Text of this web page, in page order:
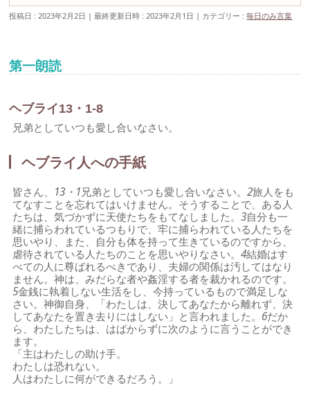
投稿日 : 2023年2月2日 最終更新日時 : 2023年2月1日 カテゴリー :毎日のみ言葉
第一朗読
ヘブライ13・1-8
兄弟としていつも愛し合いなさい。
ヘブライ人への手紙
皆さん、 13・1兄弟としていつも愛し合いなさい。2旅人をも
てなすことを忘れてはいけません。そうすることで、ある人
たちは、気づかずに天使たちをもてなしました。3自分も一
緒に捕らわれているつもりで、牢に捕らわれている人たちを
思いやり、また、自分も体を持って生きているのですから、
虐待されている人たちのことを思いやりなさい。4結婚はす
べての人に尊ばれるべきであり、夫婦の関係は汚してはなり
ません。神は、みだらな者や姦淫する者を裁かれるのです。
5金銭に執着しない生活をし、今持っているもので満足しな
さい。神御自身、「わたしは、決してあなたから離れず、決
してあなたを置き去りにはしない」と言われました。 6だか
ら、わたしたちは、はばからずに次のように言うことができ
ます。
「主はわたしの助け手。
わたしは恐れない。
人はわたしに何ができるだろう。」